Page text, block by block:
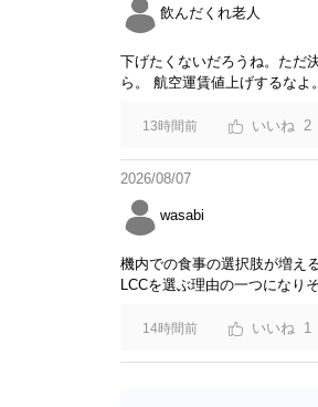
飲んだくれ老人
下げたくないだろうね。ただ
ら。 航空運賃値上げするなよ。
13時間前 2
2026/08/07
wasabi
機内での食事の選択肢が増え
LCCを選ぶ理由の一つになりそ
14時間前 1